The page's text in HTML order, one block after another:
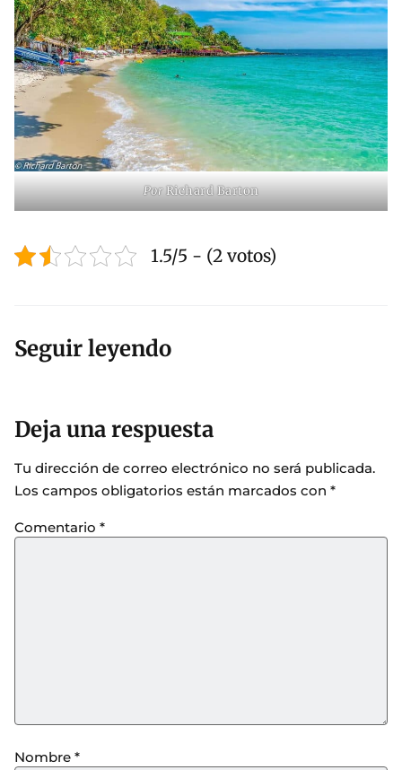
PorRichard Barton
1.5/5 - (2 votos)
Seguir leyendo
Deja una respuesta
Tu dirección de correo electrónico no será publicada.
Los campos obligatorios están marcados con *
Comentario *
Nombre *